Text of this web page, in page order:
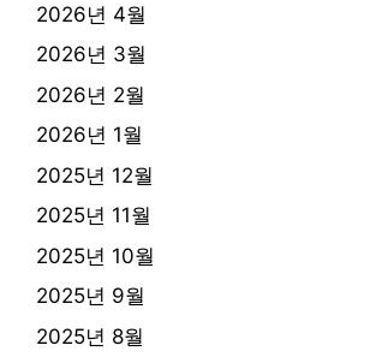
2026년 4월
2026년 3월
2026년 2월
2026년 1월
2025년 12월
2025년 11월
2025년 10월
2025년 9월
2025년 8월